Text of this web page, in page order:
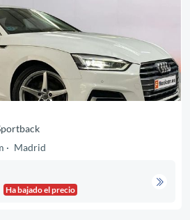
Madrid
Ha bajado el precio